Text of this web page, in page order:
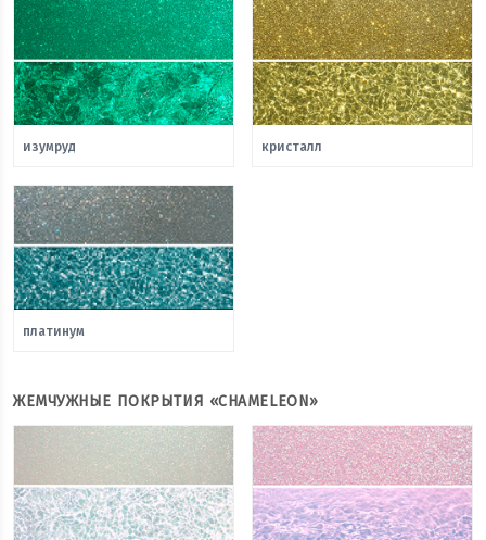
изумруд кристалл
платинум
ЖЕМЧУЖНЫЕ ПОКРЫТИЯ «CHAMELEON»